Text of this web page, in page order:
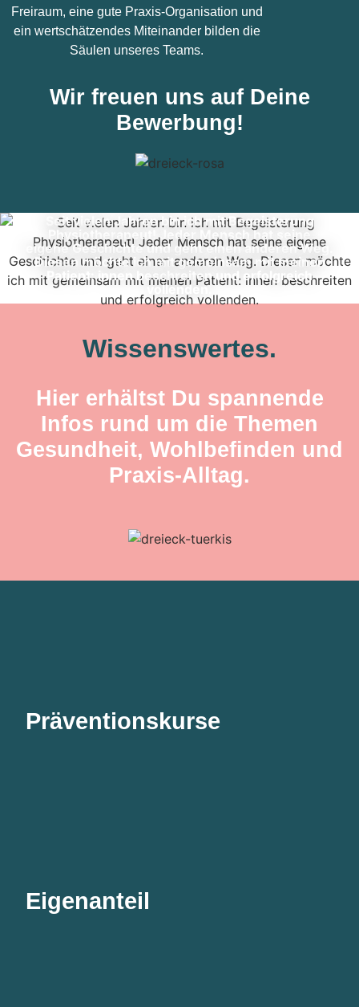
Freiraum, eine gute Praxis-Organisation und
ein wertschätzendes Miteinander bilden die
Säulen unseres Teams.
Wir freuen uns auf Deine
Bewerbung!
Seit vielen Jahren bin ich mit Begeisterung
Physiotherapeut! Jeder Mensch hat seine
eigene Geschichte und geht einen anderen Weg.
Diesen möchte ich mit gemeinsam mit meinen
Patient: innen beschreiten und erfolgreich
vollenden.
Wissenswertes.
Hier erhältst Du spannende
Infos rund um die Themen
Gesundheit, Wohlbefinden und
Praxis-Alltag.
Präventionskurse
Eigenanteil